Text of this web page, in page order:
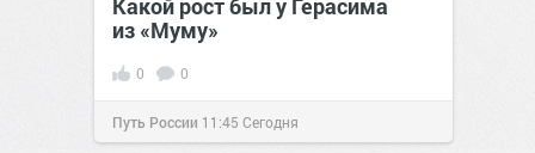
Какой рост был у Герасима
из «Муму»
0 0
Путь России 11:45 Сегодня